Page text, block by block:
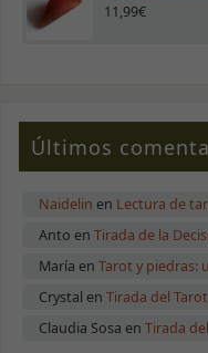
11,99€
Últimos
Naidelin en Lectura de
Anto enTirada de la
María enTarot y piedras:
Crystal enTirada del
Claudia Sosa enTirada